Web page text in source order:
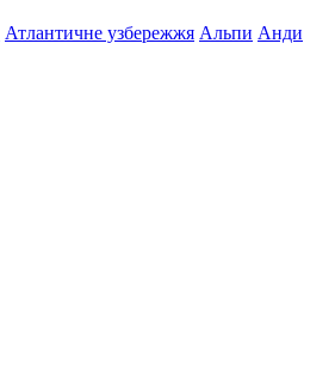
Атлантичне узбережжя Альпи Анди